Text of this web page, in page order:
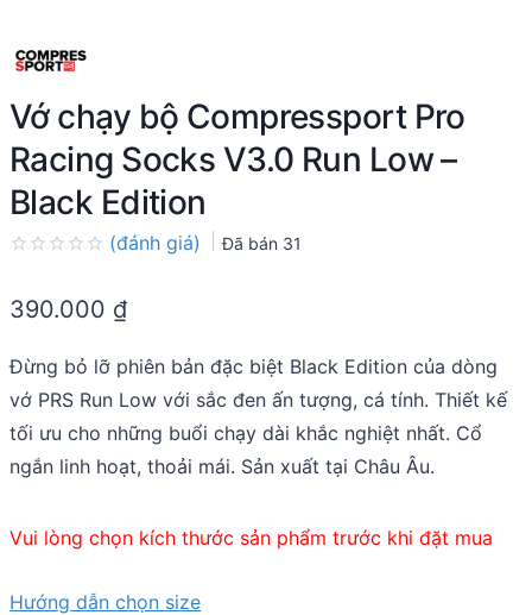
Vớ chạy bộ Compressport Pro
Racing Socks V3.0 Run Low –
Black Edition
out
(đánh giá) Đã bán 31
390.000 ₫
Đừng bỏ lỡ phiên bản đặc biệt Black Edition của dòng
vớ PRS Run Low với sắc đen ấn tượng, cá tính. Thiết kế
tối ưu cho những buổi chạy dài khắc nghiệt nhất. Cổ
ngắn linh hoạt, thoải mái. Sản xuất tại Châu Âu.
Vui lòng chọn kích thước sản phẩm trước khi đặt mua
Hướng dẫn chọn size